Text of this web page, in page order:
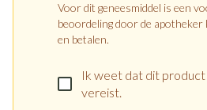
Voor dit geneesmiddel is een
beoordeling door de apotheker
en betalen.
Ik weet dat dit
vereist.